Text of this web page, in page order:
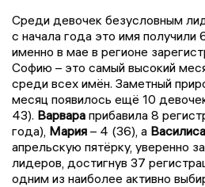
Среди девочек безусловным
с начала года это имя
именно в мае в регионе
Софию – это самый высокий
среди всех имён. Заметный
месяц появилось ещё 10
43). Варвара прибавила 8
года), Мария – 4 (36), а Василиса
апрельскую пятёрку, уверенно
лидеров, достигнув 37
одним из наиболее активно